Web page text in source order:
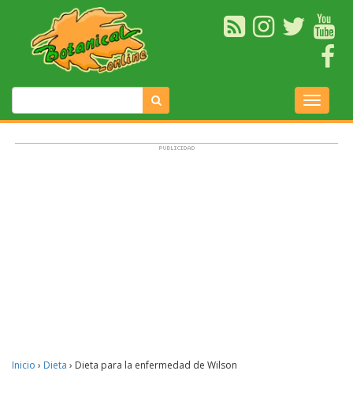
Inicio › Dieta › Dieta para la enfermedad de Wilson